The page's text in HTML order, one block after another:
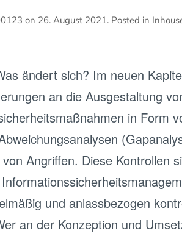
on 26. August 2021. Posted in
ändert sich? Im neuen
an die Ausgestaltung
in Form
Angriffen. Diese Kontrollen
und anlassbezogen
an der Konzeption und